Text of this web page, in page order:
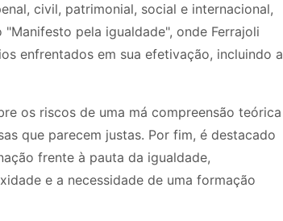
civil, patrimonial, social e internacional,
pela igualdade", onde Ferrajoli
enfrentados em sua efetivação, incluindo a
os riscos de uma má compreensão teórica
que parecem justas. Por fim, é destacado
frente à pauta da igualdade,
e a necessidade de uma formação